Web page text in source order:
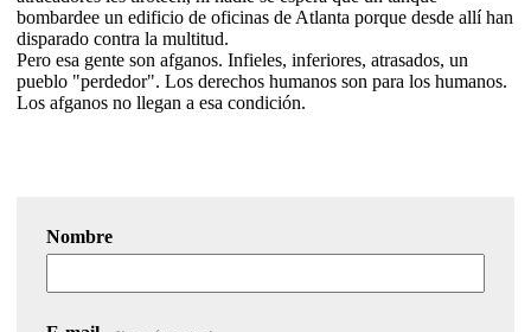
bombardee un edificio de oficinas de Atlanta porque desde allí han
disparado contra la multitud.
Pero esa gente son afganos. Infieles, inferiores, atrasados, un
pueblo "perdedor". Los derechos humanos son para los humanos.
Los afganos no llegan a esa condición.
Nombre